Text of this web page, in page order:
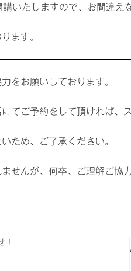
たしますので、お間違え
ます。
をお願いしております。
てご予約をして頂ければ、
ため、ご了承ください。
せんが、何卒、ご理解ご協
！